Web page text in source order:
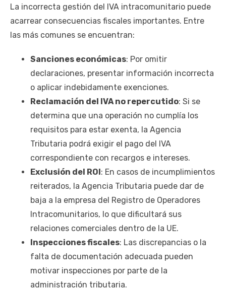
La incorrecta gestión del IVA intracomunitario puede
acarrear consecuencias fiscales importantes. Entre
las más comunes se encuentran:
Sanciones económicas: Por omitir
declaraciones, presentar información incorrecta
o aplicar indebidamente exenciones.
Reclamación del IVA no repercutido: Si se
determina que una operación no cumplía los
requisitos para estar exenta, la Agencia
Tributaria podrá exigir el pago del IVA
correspondiente con recargos e intereses.
Exclusión del ROI : En casos de incumplimientos
reiterados, la Agencia Tributaria puede dar de
baja a la empresa del Registro de Operadores
Intracomunitarios, lo que dificultará sus
relaciones comerciales dentro de la UE.
Inspecciones fiscales: Las discrepancias o la
falta de documentación adecuada pueden
motivar inspecciones por parte de la
administración tributaria.